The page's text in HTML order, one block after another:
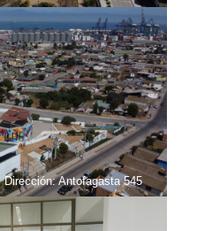
Antofagasta 545